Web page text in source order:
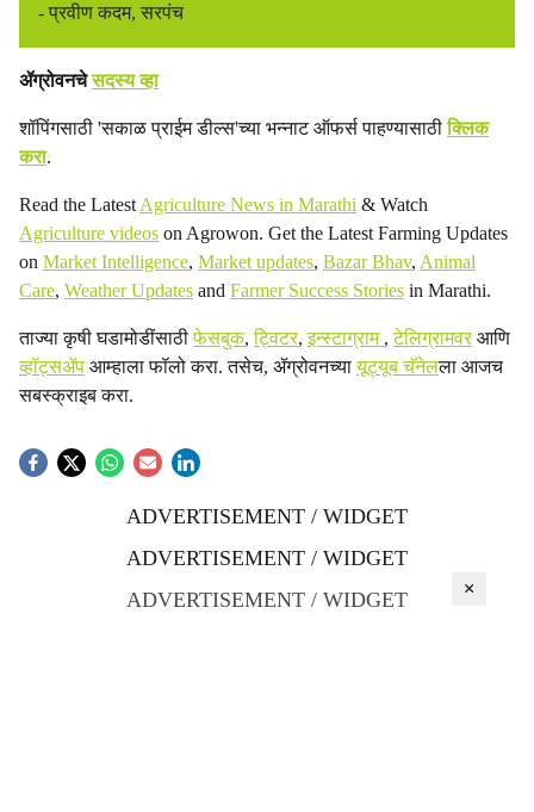
- प्रवीण कदम, सरपंच
ॲग्रोवनचेसदस्य व्हा
शॉपिंगसाठी 'सकाळ प्राईम डील्स'च्या भन्नाट ऑफर्स पाहण्यासाठीक्लिक
करा.
Read the Latest Agriculture News in Marathi & Watch
Agriculture videos on Agrowon. Get the Latest Farming Updates
on Market Intelligence, Market updates, Bazar Bhav, Animal
Care, Weather Updates and Farmer Success Stories in Marathi.
ताज्या कृषी घडामोडींसाठीफेसबुक,ट्विटर,इन्स्टाग्राम ,टेलिग्रामवरआणि
व्हॉट्सॲप आम्हाला फॉलो करा. तसेच, ॲग्रोवनच्यायूट्यूब चॅनेलला आजच
सबस्क्राइब करा.
ADVERTISEMENT / WIDGET
ADVERTISEMENT / WIDGET
ADVERTISEMENT / WIDGET
×